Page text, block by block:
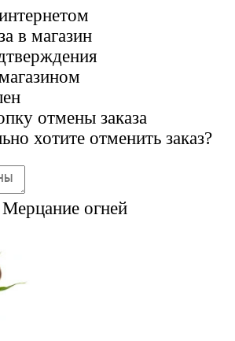
в магазин
отмены заказа
хотите отменить заказ?
Мерцание огней